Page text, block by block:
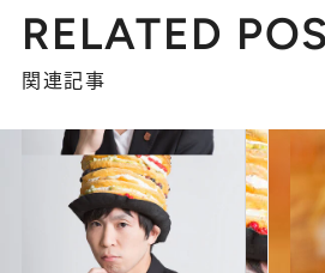
RELATED
関連記事